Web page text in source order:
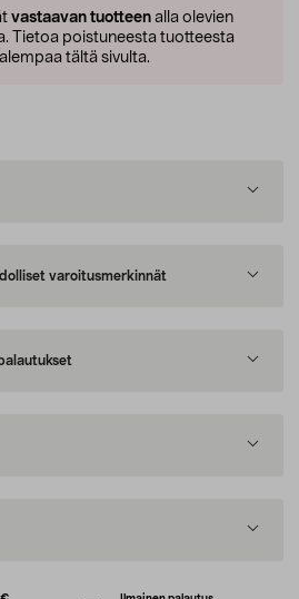
vastaavan tuotteenalla olevien
Tietoa poistuneesta tuotteesta
tältä sivulta.
varoitusmerkinnät